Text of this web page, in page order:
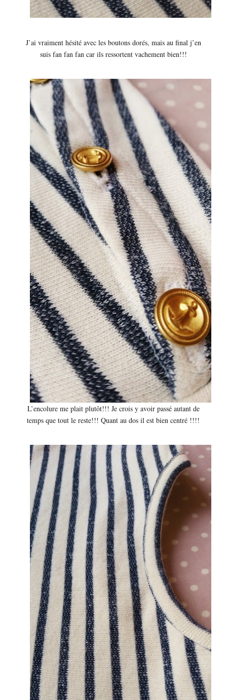
J’ai vraiment hésité avec les boutons dorés, mais au final j’en
suis fan fan fan car ils ressortent vachement bien!!!
L’encolure me plait plutôt!!! Je crois y avoir passé autant de
temps que tout le reste!!! Quant au dos il est bien centré !!!!